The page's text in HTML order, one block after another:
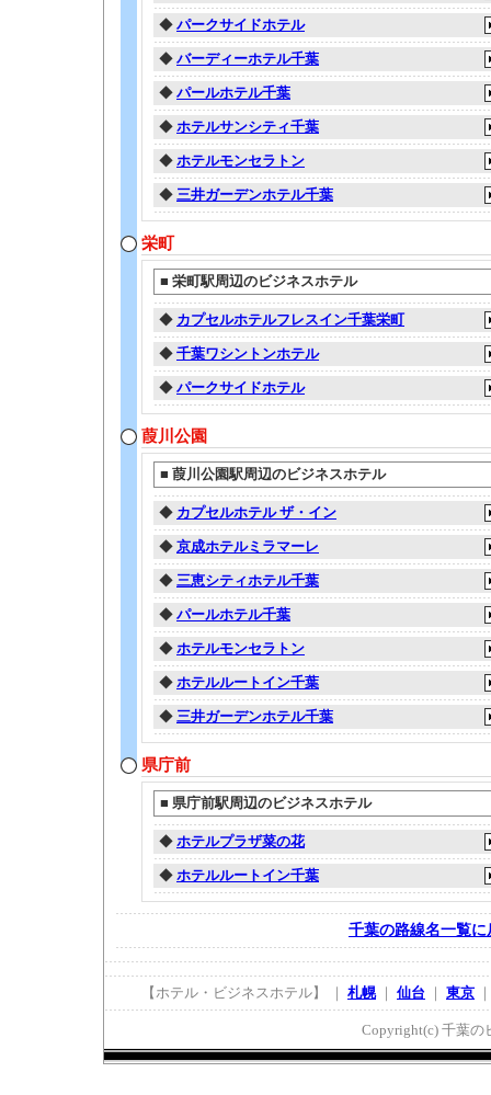
◆ パークサイドホテル
◆ バーディーホテル千葉
◆ パールホテル千葉
◆ ホテルサンシティ千葉
◆ ホテルモンセラトン
◆ 三井ガーデンホテル千葉
栄町
■栄町駅周辺のビジネスホテル
◆ カプセルホテルフレスイン千葉栄町
◆ 千葉ワシントンホテル
◆ パークサイドホテル
葭川公園
■葭川公園駅周辺のビジネスホテル
◆ カプセルホテル ザ・イン
◆ 京成ホテルミラマーレ
◆ 三恵シティホテル千葉
◆ パールホテル千葉
◆ ホテルモンセラトン
◆ ホテルルートイン千葉
◆ 三井ガーデンホテル千葉
県庁前
■県庁前駅周辺のビジネスホテル
◆ ホテルプラザ菜の花
◆ ホテルルートイン千葉
千葉の路線名一覧に
【ホテル・ビジネスホテル】 ｜ 札幌｜ 仙台 ｜ 東京
Copyright(c) 千葉の